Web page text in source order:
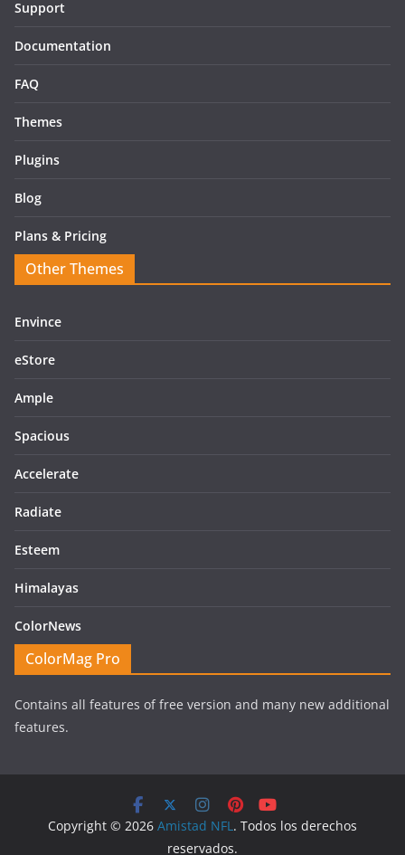
Support
Documentation
FAQ
Themes
Plugins
Blog
Plans & Pricing
Other Themes
Envince
eStore
Ample
Spacious
Accelerate
Radiate
Esteem
Himalayas
ColorNews
ColorMag Pro
Contains all features of free version and many new additional
features.
Copyright © 2026 Amistad NFL. Todos los derechos
reservados.